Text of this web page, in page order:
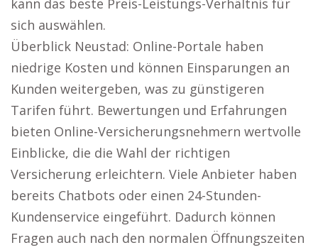
kann das beste Preis-Leistungs-Verhältnis für
sich auswählen.
Überblick Neustad: Online-Portale haben
niedrige Kosten und können Einsparungen an
Kunden weitergeben, was zu günstigeren
Tarifen führt. Bewertungen und Erfahrungen
bieten Online-Versicherungsnehmern wertvolle
Einblicke, die die Wahl der richtigen
Versicherung erleichtern. Viele Anbieter haben
bereits Chatbots oder einen 24-Stunden-
Kundenservice eingeführt. Dadurch können
Fragen auch nach den normalen Öffnungszeiten